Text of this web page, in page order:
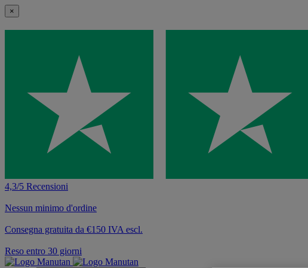
×
4,3/5 Recensioni
Nessun minimo d'ordine
Consegna gratuita da €150 IVA escl.
Reso entro 30 giorni